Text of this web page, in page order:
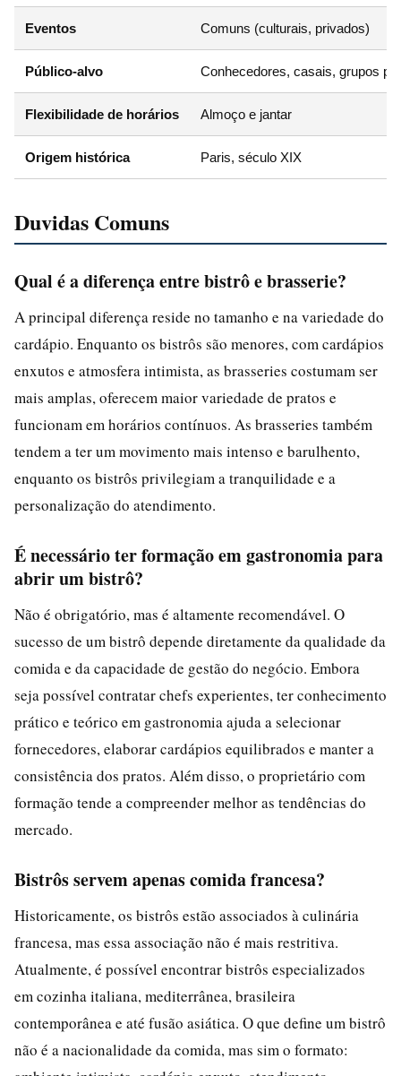
Eventos Comuns (culturais, privados)
Público-alvo Conhecedores, casais, grupos
Flexibilidade de horários Almoço e jantar
Origem histórica Paris, século XIX
Duvidas Comuns
Qual é a diferença entre bistrô e brasserie?
A principal diferença reside no tamanho e na variedade do
cardápio. Enquanto os bistrôs são menores, com cardápios
enxutos e atmosfera intimista, as brasseries costumam ser
mais amplas, oferecem maior variedade de pratos e
funcionam em horários contínuos. As brasseries também
tendem a ter um movimento mais intenso e barulhento,
enquanto os bistrôs privilegiam a tranquilidade e a
personalização do atendimento.
É necessário ter formação em gastronomia para
abrir um bistrô?
Não é obrigatório, mas é altamente recomendável. O
sucesso de um bistrô depende diretamente da qualidade da
comida e da capacidade de gestão do negócio. Embora
seja possível contratar chefs experientes, ter conhecimento
prático e teórico em gastronomia ajuda a selecionar
fornecedores, elaborar cardápios equilibrados e manter a
consistência dos pratos. Além disso, o proprietário com
formação tende a compreender melhor as tendências do
mercado.
Bistrôs servem apenas comida francesa?
Historicamente, os bistrôs estão associados à culinária
francesa, mas essa associação não é mais restritiva.
Atualmente, é possível encontrar bistrôs especializados
em cozinha italiana, mediterrânea, brasileira
contemporânea e até fusão asiática. O que define um bistrô
não é a nacionalidade da comida, mas sim o formato: